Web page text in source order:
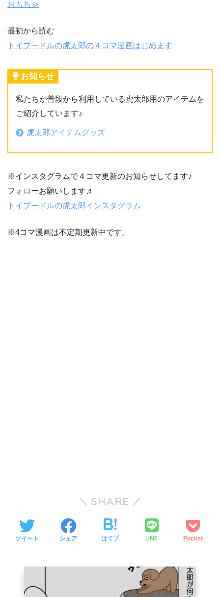
おもちゃ
最初から読む
トイプードルの虎太郎の４コマ漫画はじめます
お知らせ
私たちが普段から利用している虎太郎用のアイテムを
ご紹介しています♪
虎太郎アイテムグッズ
※インスタグラムで４コマ更新のお知らせしてます♪
フォローお願いします♬
トイプードルの虎太郎インスタグラム
※4コマ漫画は不定期更新中です。
SHARE
ツイート シェア はてブ LINE Pocket